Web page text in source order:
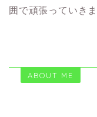
囲で頑張っていき
ABOUT ME